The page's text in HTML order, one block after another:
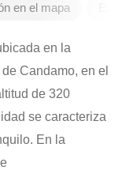
en el mapa
en la
Candamo, en el
de 320
se caracteriza
En la